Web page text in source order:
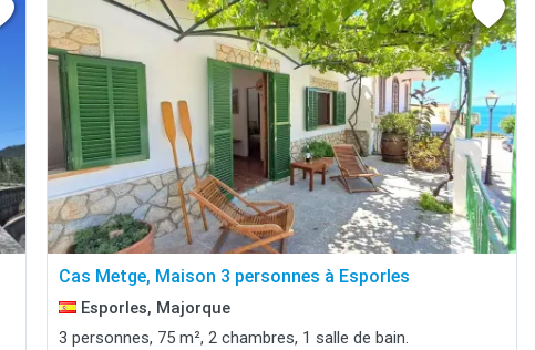
Cas Metge, Maison 3 personnes à Esporles
Esporles, Majorque
3 personnes, 75 m², 2 chambres, 1 salle de bain.